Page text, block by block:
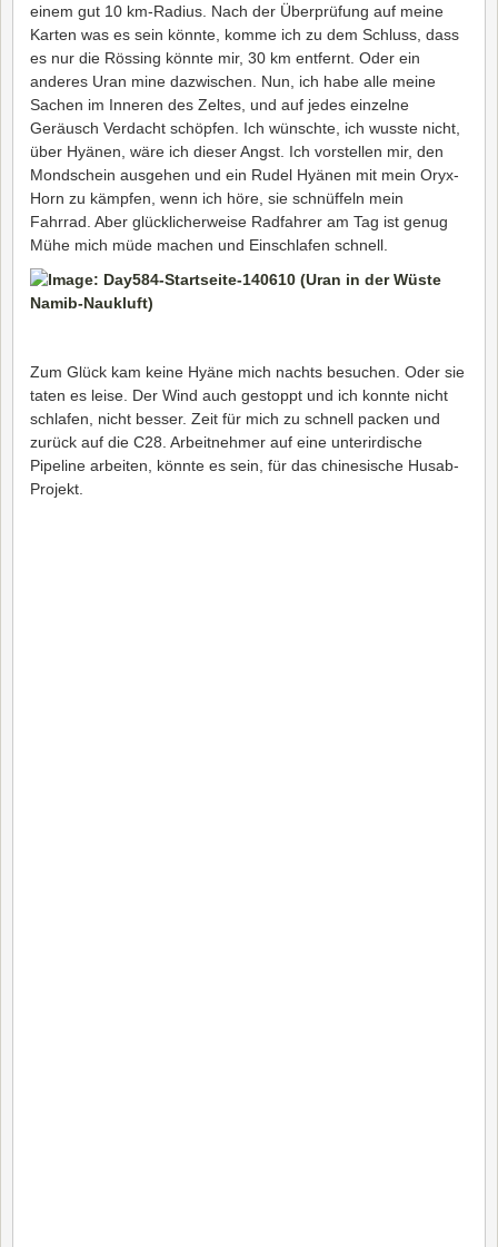
einem gut 10 km-Radius. Nach der Überprüfung auf meine
Karten was es sein könnte, komme ich zu dem Schluss, dass
es nur die Rössing könnte mir, 30 km entfernt. Oder ein
anderes Uran mine dazwischen. Nun, ich habe alle meine
Sachen im Inneren des Zeltes, und auf jedes einzelne
Geräusch Verdacht schöpfen. Ich wünschte, ich wusste nicht,
über Hyänen, wäre ich dieser Angst. Ich vorstellen mir, den
Mondschein ausgehen und ein Rudel Hyänen mit mein Oryx-
Horn zu kämpfen, wenn ich höre, sie schnüffeln mein
Fahrrad. Aber glücklicherweise Radfahrer am Tag ist genug
Mühe mich müde machen und Einschlafen schnell.
Zum Glück kam keine Hyäne mich nachts besuchen. Oder sie
taten es leise. Der Wind auch gestoppt und ich konnte nicht
schlafen, nicht besser. Zeit für mich zu schnell packen und
zurück auf die C28. Arbeitnehmer auf eine unterirdische
Pipeline arbeiten, könnte es sein, für das chinesische Husab-
Projekt.